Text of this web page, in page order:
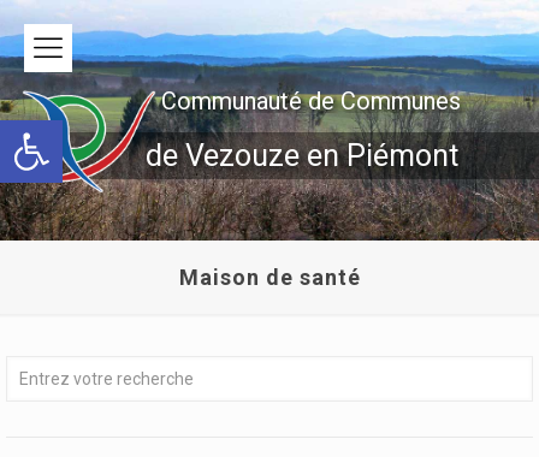
Ouvrir la barre d’outils
Communauté de Communes
de Vezouze en Piémont
Maison de santé